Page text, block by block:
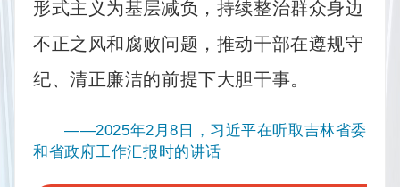
形式主义为基层减负，持续整治群众身边
不正之风和腐败问题，推动干部在遵规守
纪、清正廉洁的前提下大胆干事。
——2025年2月8日，习近平在听取吉林省委
和省政府工作汇报时的讲话